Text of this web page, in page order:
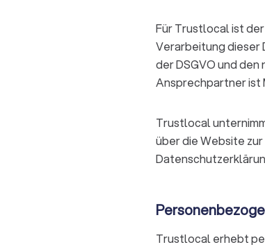
Für Trustlocal ist
Verarbeitung dieser
der DSGVO und
Ansprechpartner ist
Trustlocal
über die Website
Trustlocal erhebt